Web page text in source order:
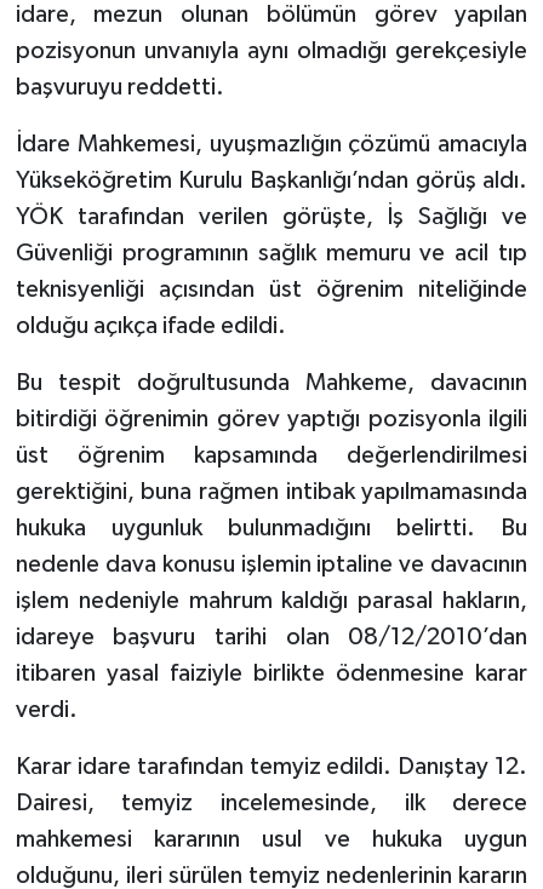
idare, mezun olunan bölümün görev yapılan
pozisyonun unvanıyla aynı olmadığı gerekçesiyle
başvuruyu reddetti.
İdare Mahkemesi, uyuşmazlığın çözümü amacıyla
Yükseköğretim Kurulu Başkanlığı’ndan görüş aldı.
YÖK tarafından verilen görüşte, İş Sağlığı ve
Güvenliği programının sağlık memuru ve acil tıp
teknisyenliği açısından üst öğrenim niteliğinde
olduğu açıkça ifade edildi.
Bu tespit doğrultusunda Mahkeme, davacının
bitirdiği öğrenimin görev yaptığı pozisyonla ilgili
üst öğrenim kapsamında değerlendirilmesi
gerektiğini, buna rağmen intibak yapılmamasında
hukuka uygunluk bulunmadığını belirtti. Bu
nedenle dava konusu işlemin iptaline ve davacının
işlem nedeniyle mahrum kaldığı parasal hakların,
idareye başvuru tarihi olan 08/12/2010’dan
itibaren yasal faiziyle birlikte ödenmesine karar
verdi.
Karar idare tarafından temyiz edildi. Danıştay 12.
Dairesi, temyiz incelemesinde, ilk derece
mahkemesi kararının usul ve hukuka uygun
olduğunu, ileri sürülen temyiz nedenlerinin kararın